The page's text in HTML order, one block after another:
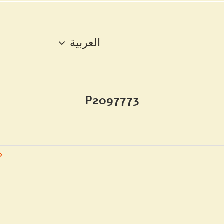
العربية
P2097773